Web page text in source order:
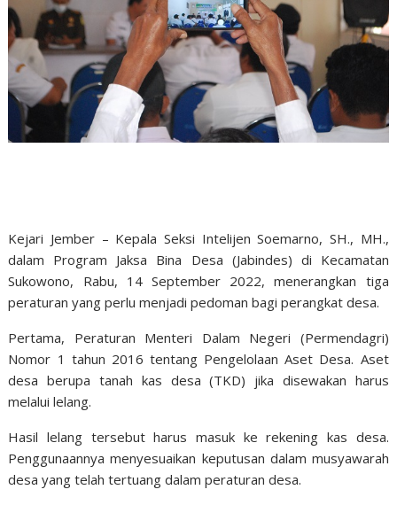
Kejari Jember – Kepala Seksi Intelijen Soemarno, SH., MH.,
dalam Program Jaksa Bina Desa (Jabindes) di Kecamatan
Sukowono, Rabu, 14 September 2022, menerangkan tiga
peraturan yang perlu menjadi pedoman bagi perangkat desa.
Pertama, Peraturan Menteri Dalam Negeri (Permendagri)
Nomor 1 tahun 2016 tentang Pengelolaan Aset Desa. Aset
desa berupa tanah kas desa (TKD) jika disewakan harus
melalui lelang.
Hasil lelang tersebut harus masuk ke rekening kas desa.
Penggunaannya menyesuaikan keputusan dalam musyawarah
desa yang telah tertuang dalam peraturan desa.